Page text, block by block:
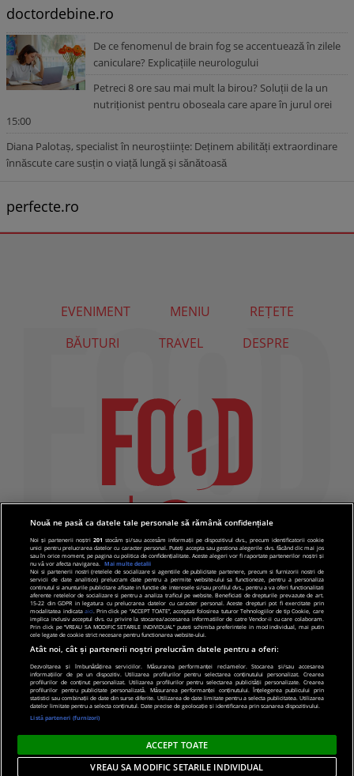
doctordebine.ro
De ce fenomenul de brain fog se accentuează în zilele
caniculare? Explicațiile neurologului
Petreci 8 ore sau mai mult la birou? Soluții de la un
nutriționist pentru oboseala care apare în jurul orei
15:00
Diana Palotaș, specialist în neuroștiințe: Deținem abilități extraordinare
înnăscute care susțin o viață lungă și sănătoasă
perfecte.ro
EVENIMENT MENIU
REȚETE
BĂUTURI
TRAVEL DESPRE
© 2019 PRO TV S.R.L |Politica de Cookie|Politica
de confidentialitate
Nouă ne pasă ca datele tale personale să rămână confidențiale
Noi și partenerii noștri201 stocăm și/sau accesăm informații pe dispozitivul dvs., precum identificatorii cookie
unici pentru prelucrarea datelor cu caracter personal. Puteți accepta sau gestiona alegerile dvs. făcând clic mai jos
sau în orice moment, pe pagina cu politica de confidențialitate. Aceste alegeri vor fi raportate partenerilor noștri și
nu vă vor afecta navigarea.
Mai multe detalii
Noi si partenerii nostri (retelele de socializare si agentiile de publicitate partenere, precum si furnizorii nostri de
servicii de date analitice) prelucram date pentru a permite website-ului sa functioneze, pentru a personaliza
continutul si anunturile publicitare afisate in functie de interesele si/sau profilul dvs., pentru a va oferi functionalitati
aferente retelelor de socializare si pentru a analiza traficul pe website. Beneficiati de drepturile prevazute de art.
15-22 din GDPR in legatura cu prelucrarea datelor cu caracter personal. Aceste drepturi pot fi exercitate prin
modalitatea indicata aici. Prin click pe “ACCEPT TOATE”, acceptati folosirea tuturor Tehnologiilor de tip Cookie, care
implica inclusiv acceptul dvs. cu privire la stocarea/accesarea informatiilor de catre Vendor-ii cu care colaboram.
Prin click pe “VREAU SA MODIFIC SETARILE INDIVIDUAL” puteti schimba preferintele in mod individual, mai putin
cele legate de cookie strict necesare pentru functionarea website-ului.
Atât noi, cât și partenerii noștri prelucrăm datele pentru a oferi:
Dezvoltarea și îmbunătățirea serviciilor. Măsurarea performanței reclamelor. Stocarea și/sau accesarea
informațiilor de pe un dispozitiv. Utilizarea profilurilor pentru selectarea conținutului personalizat. Crearea
profilurilor de conținut personalizat. Utilizarea profilurilor pentru selectarea publicității personalizate. Crearea
profilurilor pentru publicitate personalizată. Măsurarea performanței conținutului. Înțelegerea publicului prin
statistici sau combinații de date din surse diferite. Utilizarea de date limitate pentru a selecta publicitatea. Utilizarea
datelor limitate pentru a selecta conținutul. Date precise de geolocație și identificarea prin scanarea dispozitivului.
Listă parteneri (furnizori)
ACCEPT TOATE
VREAU SA MODIFIC SETARILE INDIVIDUAL